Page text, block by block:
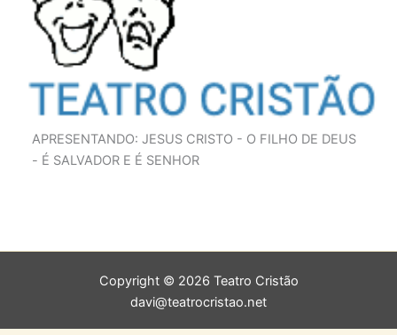
APRESENTANDO: JESUS CRISTO - O FILHO DE DEUS
- É SALVADOR E É SENHOR
Copyright © 2026 Teatro Cristão
davi@teatrocristao.net